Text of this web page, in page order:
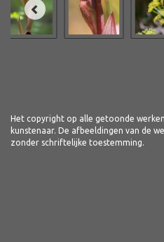
Het copyright op alle getoonde
kunstenaar. De afbeeldingen van de
zonder schriftelijke toestemming.